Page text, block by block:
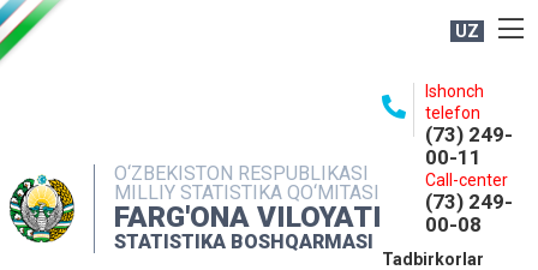
UZ
O‘ZBEKISTON RESPUBLIKASI
MILLIY STATISTIKA QO‘MITASI
FARG'ONA VILOYATI
STATISTIKA BOSHQARMASI
Ishonch
telefon
(73) 249-
00-11
Call-center
(73) 249-
00-08
Tadbirkorlar
NASHRLAR
INTERAKTIV XIZMATLAR
MATBUOT XIZMATI